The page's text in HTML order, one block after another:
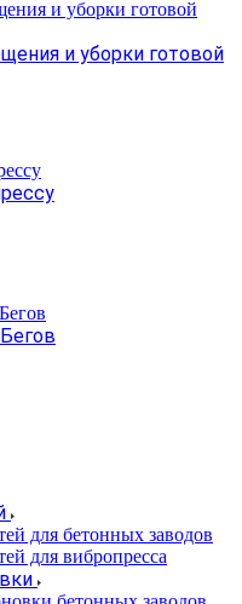
и уборки готовой
для бетонных заводов
для вибропресса